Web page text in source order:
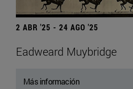
2 ABR '25 - 24 AGO '25
Eadweard Muybridge
Más información